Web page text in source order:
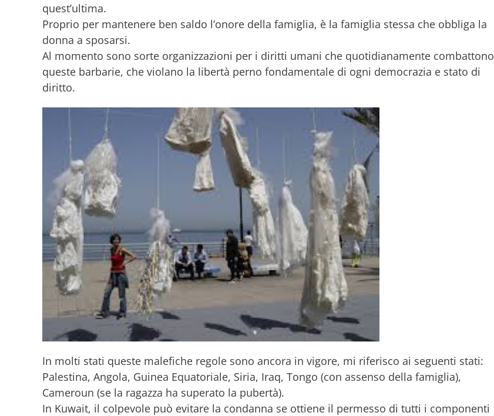
quest’ultima.
Proprio per mantenere ben saldo l’onore della famiglia, è la famiglia stessa che obbliga la
donna a sposarsi.
Al momento sono sorte organizzazioni per i diritti umani che quotidianamente combattono
queste barbarie, che violano la libertà perno fondamentale di ogni democrazia e stato di
diritto.
In molti stati queste malefiche regole sono ancora in vigore, mi riferisco ai seguenti stati:
Palestina, Angola, Guinea Equatoriale, Siria, Iraq, Tongo (con assenso della famiglia),
Cameroun (se la ragazza ha superato la pubertà).
In Kuwait, il colpevole può evitare la condanna se ottiene il permesso di tutti i componenti